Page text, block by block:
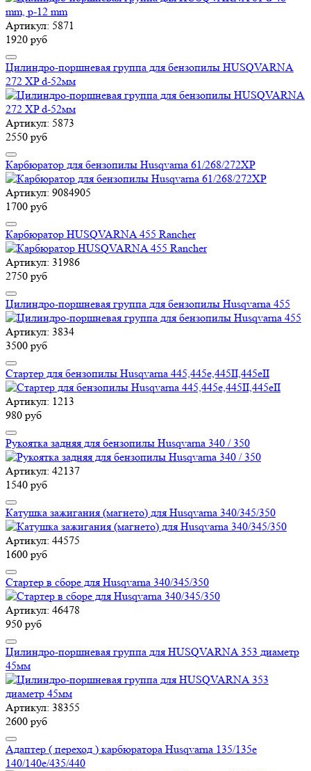
Артикул: 5871
1920 руб
Цилиндро-поршневая группа для бензопилы HUSQVARNA
272 XP d-52мм
Артикул: 5873
2550 руб
Карбюратор для бензопилы Husqvarna 61/268/272XP
Артикул: 9084905
1700 руб
Карбюратор HUSQVARNA 455 Rancher
Артикул: 31986
2750 руб
Цилиндро-поршневая группа для бензопилы Husqvarna 455
Артикул: 3834
3500 руб
Стартер для бензопилы Husqvarna 445,445е,445II,445еII
Артикул: 1213
980 руб
Рукоятка задняя для бензопилы Husqvarna 340 / 350
Артикул: 42137
1540 руб
Катушка зажигания (магнето) для Husqvarna 340/345/350
Артикул: 44575
1600 руб
Стартер в сборе для Husqvarna 340/345/350
Артикул: 46478
950 руб
Цилиндро-поршневая группа для HUSQVARNA 353 диаметр
45мм
Артикул: 38355
2600 руб
Адаптер ( переход ) карбюратора Husqvarna 135/135e
140/140e/435/440